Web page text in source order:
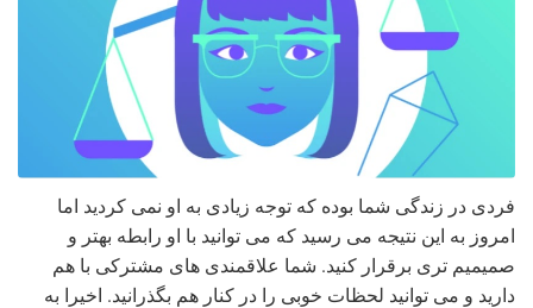
فردی در زندگی شما بوده که توجه زیادی به او نمی کردید اما
امروز به این نتیجه می رسید که می توانید با او رابطه بهتر و
صمیمیم تری برقرار کنید. شما علاقمندی های مشترکی با هم
دارید و می توانید لحظات خوبی را در کنار هم بگذرانید. اخیرا به